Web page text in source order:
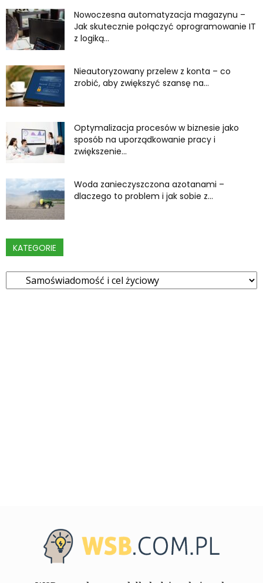
Nowoczesna automatyzacja magazynu –
Jak skutecznie połączyć oprogramowanie IT
z logiką...
Nieautoryzowany przelew z konta – co
zrobić, aby zwiększyć szansę na...
Optymalizacja procesów w biznesie jako
sposób na uporządkowanie pracy i
zwiększenie...
Woda zanieczyszczona azotanami –
dlaczego to problem i jak sobie z...
KATEGORIE
Kategorie